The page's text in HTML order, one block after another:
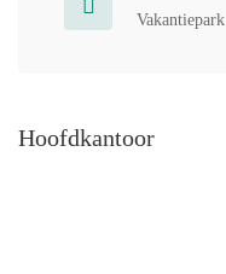
Vakantiepark
Hoofdkantoor